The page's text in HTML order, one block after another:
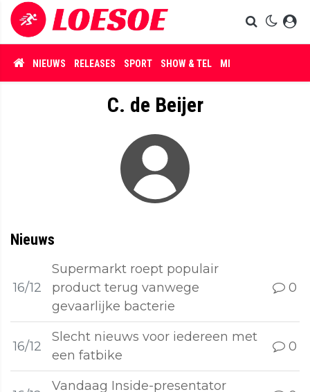
NIEUWS RELEASES SPORT SHOW & TEL MISDAAD
C. de Beijer
Nieuws
16/12
Supermarkt roept populair
product terug vanwege
gevaarlijke bacterie
0
16/12
Slecht nieuws voor iedereen met
een fatbike
0
Vandaag Inside-presentator